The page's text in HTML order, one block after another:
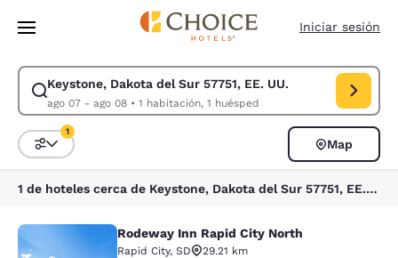
Pasar A Contenido Principal
Iniciar sesión
Keystone, Dakota del Sur 57751, EE. UU.
ago 07 - ago 08• 1 habitación, 1 huésped
Modificar la búsqueda de Keystone, Dakota del Sur 57751, EE. UU..
Ordenar y filtrar
1
Map
1 de hoteles cerca de Keystone, Dakota del Sur 57751, EE. UU. coinciden con tus filtros
Rodeway Inn Rapid City North
Rodeway Inn Rapid City North
Rapid City, SD
29.21 km